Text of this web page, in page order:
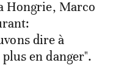
Hongrie, Marco
dire à
en danger".